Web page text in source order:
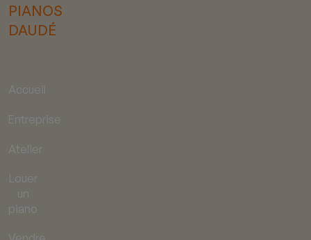
PIANOS
DAUDÉ
Accueil
Entreprise
Atelier
Louer
un
piano
Vendre